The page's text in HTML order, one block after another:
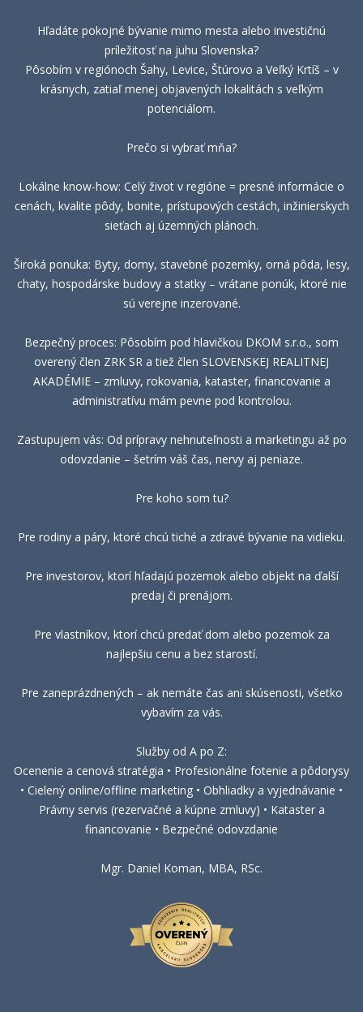
Hľadáte pokojné bývanie mimo mesta alebo investičnú
príležitosť na juhu Slovenska?
Pôsobím v regiónoch Šahy, Levice, Štúrovo a Veľký Krtíš – v
krásnych, zatiaľ menej objavených lokalitách s veľkým
potenciálom.
Prečo si vybrať mňa?
Lokálne know-how: Celý život v regióne = presné informácie o
cenách, kvalite pôdy, bonite, prístupových cestách, inžinierskych
sieťach aj územných plánoch.
Široká ponuka: Byty, domy, stavebné pozemky, orná pôda, lesy,
chaty, hospodárske budovy a statky – vrátane ponúk, ktoré nie
sú verejne inzerované.
Bezpečný proces: Pôsobím pod hlavičkou DKOM s.r.o., som
overený člen ZRK SR a tiež člen SLOVENSKEJ REALITNEJ
AKADÉMIE – zmluvy, rokovania, kataster, financovanie a
administratívu mám pevne pod kontrolou.
Zastupujem vás: Od prípravy nehnuteľnosti a marketingu až po
odovzdanie – šetrím váš čas, nervy aj peniaze.
Pre koho som tu?
Pre rodiny a páry, ktoré chcú tiché a zdravé bývanie na vidieku.
Pre investorov, ktorí hľadajú pozemok alebo objekt na ďalší
predaj či prenájom.
Pre vlastníkov, ktorí chcú predať dom alebo pozemok za
najlepšiu cenu a bez starostí.
Pre zaneprázdnených – ak nemáte čas ani skúsenosti, všetko
vybavím za vás.
Služby od A po Z:
Ocenenie a cenová stratégia • Profesionálne fotenie a pôdorysy
• Cielený online/offline marketing • Obhliadky a vyjednávanie •
Právny servis (rezervačné a kúpne zmluvy) • Kataster a
financovanie • Bezpečné odovzdanie
Mgr. Daniel Koman, MBA, RSc.